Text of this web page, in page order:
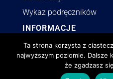
Wykaz podręczników
INFORMACJE
Deklaracja dostępności
Polityka o cookies
Ta strona korzysta z
najwyższym poziomie. Dalsze
że zgadzasz